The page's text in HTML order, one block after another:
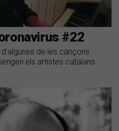
#22
de les cançons
els artistes catalans